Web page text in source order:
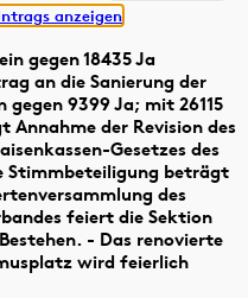
anzeigen
gegen 18435 Ja
an die Sanierung der
gegen 9399 Ja; mit 26115
Annahme der Revision des
Gesetzes des
Stimmbeteiligung beträgt
des
feiert die Sektion
- Das renovierte
wird feierlich